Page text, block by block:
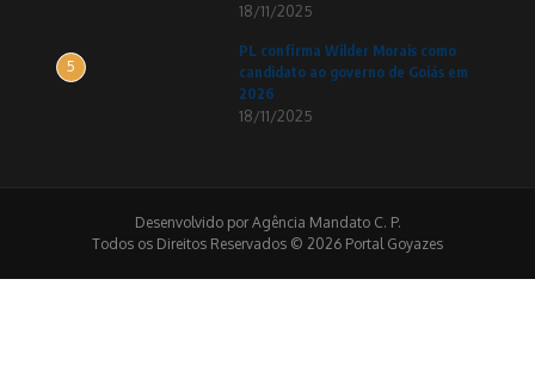
18/11/2025
5
PL confirma Wilder Morais como
candidato ao governo de Goiás em
2026
18/11/2025
Desenvolvido por Agência Mandato C. P.
Todos os Direitos Reservados © 2026 Portal Goyazes